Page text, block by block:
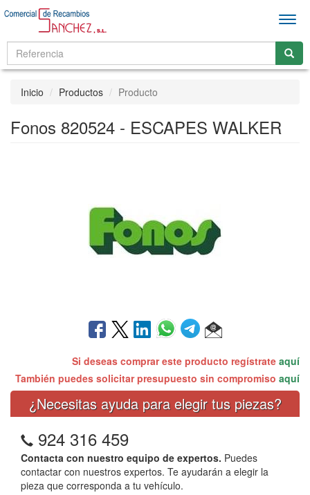
Inicio Productos Producto
Fonos 820524 - ESCAPES WALKER
Si deseas comprar este producto regístrate aquí
También puedes solicitar presupuesto sin compromiso aquí
¿Necesitas ayuda para elegir tus piezas?
924 316 459
Contacta con nuestro equipo de expertos. Puedes
contactar con nuestros expertos. Te ayudarán a elegir la
pieza que corresponda a tu vehículo.